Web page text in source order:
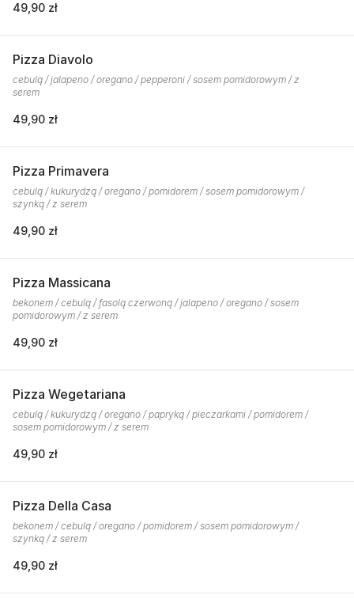
49,90 zł
Pizza Diavolo
cebulą / jalapeno / oregano / pepperoni / sosem pomidorowym / z
serem
49,90 zł
Pizza Primavera
cebulą / kukurydzą / oregano / pomidorem / sosem pomidorowym /
szynką / z serem
49,90 zł
Pizza Massicana
bekonem / cebulą / fasolą czerwoną / jalapeno / oregano / sosem
pomidorowym / z serem
49,90 zł
Pizza Wegetariana
cebulą / kukurydzą / oregano / papryką / pieczarkami / pomidorem /
sosem pomidorowym / z serem
49,90 zł
Pizza Della Casa
bekonem / cebulą / oregano / pomidorem / sosem pomidorowym /
szynką / z serem
49,90 zł